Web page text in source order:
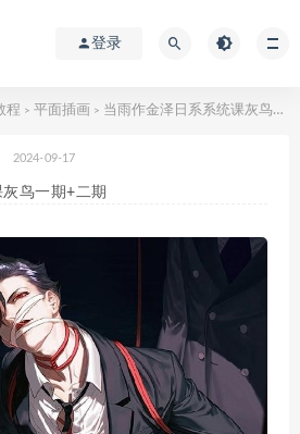
登录
程 > 平面插画 > 当雨作金泽日系系统课灰鸟一期+二期
2024-09-17
鸟一期+二期